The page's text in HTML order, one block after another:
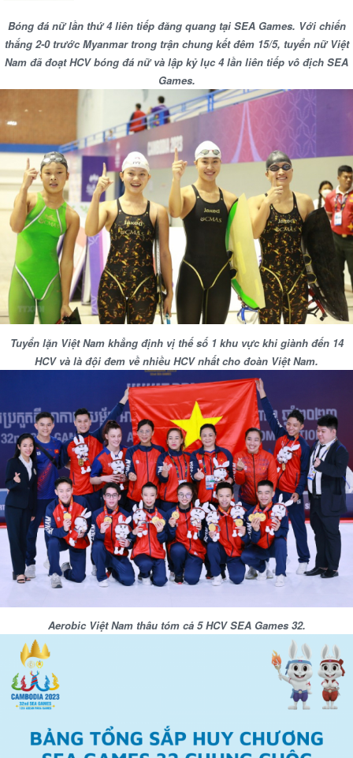
Bóng đá nữ lần thứ 4 liên tiếp đăng quang tại SEA Games. Với chiến
thắng 2-0 trước Myanmar trong trận chung kết đêm 15/5, tuyển nữ Việt
Nam đã đoạt HCV bóng đá nữ và lập kỷ lục 4 lần liên tiếp vô địch SEA
Games.
Tuyển lặn Việt Nam khẳng định vị thế số 1 khu vực khi giành đến 14
HCV và là đội đem về nhiều HCV nhất cho đoàn Việt Nam.
Aerobic Việt Nam thâu tóm cả 5 HCV SEA Games 32.